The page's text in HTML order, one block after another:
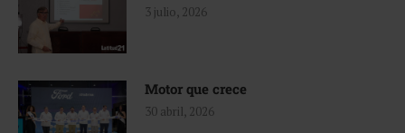
3 julio, 2026
Motor que crece
30 abril, 2026